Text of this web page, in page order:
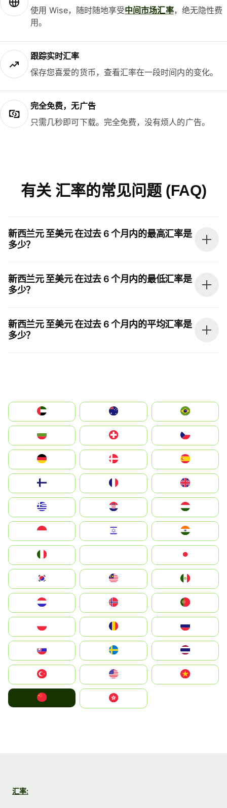
使用 Wise，随时随地享受中间市场汇率，绝无隐性费
用。
跟踪实时汇率
保存您喜爱的货币，查看汇率在一段时间内的变化。
完全免费，无广告
只需几秒即可下载。完全免费，没有烦人的广告。
有关 汇率的常见问题 (FAQ)
新西兰元 至美元 在过去 6 个月内的最高汇率是
多少？
新西兰元 至美元 在过去 6 个月内的最低汇率是
多少？
新西兰元 至美元 在过去 6 个月内的平均汇率是
多少？
الإمارات العربية المتحدة
Switzerland
Deutschland
United Kingdom
Magyarország
South Korea
United States
中國香港特別行政區
汇率: